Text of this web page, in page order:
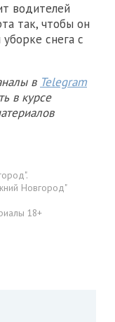
водителей
так, чтобы он
снега с
в Telegram
в курсе
Новгород"
18+